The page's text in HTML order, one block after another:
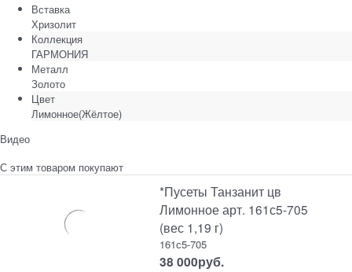
Вставка
Хризолит
Коллекция
ГАРМОНИЯ
Металл
Золото
Цвет
Лимонное(Жёлтое)
Видео
С этим товаром покупают
*Пусеты Танзанит цв
Лимонное арт. 161с5-705
(вес 1,19 г)
161с5-705
38 000руб.